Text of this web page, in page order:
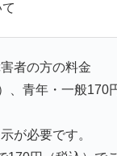
者の方の料金
、青年・一般170
が必要です。